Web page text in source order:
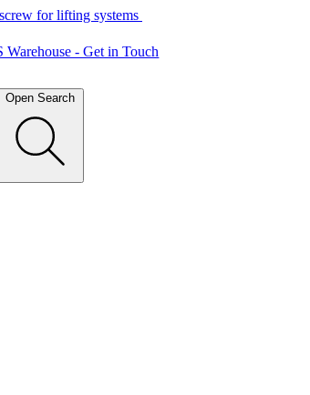
for lifting systems
- Get in Touch
Open Search